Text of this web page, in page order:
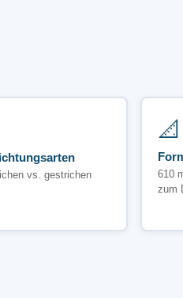
vs. gestrichen
📐
610
zum